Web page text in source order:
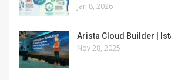
Jan 8, 2026
Arista Cloud Builder |
Nov 28, 2025